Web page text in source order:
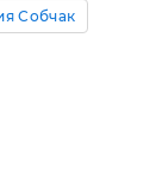
Собчак